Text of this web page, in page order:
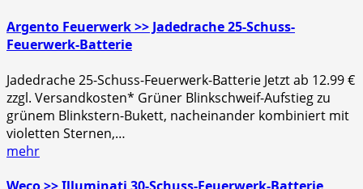
Argento Feuerwerk >> Jadedrache 25-Schuss-
Feuerwerk-Batterie
Jadedrache 25-Schuss-Feuerwerk-Batterie Jetzt ab 12.99 €
zzgl. Versandkosten* Grüner Blinkschweif-Aufstieg zu
grünem Blinkstern-Bukett, nacheinander kombiniert mit
violetten Sternen,…
mehr